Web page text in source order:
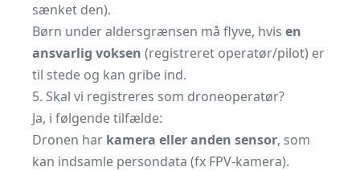
sænket den).
Børn under aldersgrænsen må flyve, hvis en
ansvarlig voksen (registreret operatør/pilot) er
til stede og kan gribe ind.
5. Skal vi registreres som droneoperatør?
Ja, i følgende tilfælde:
Dronen har kamera eller anden sensor, som
kan indsamle persondata (fx FPV-kamera).